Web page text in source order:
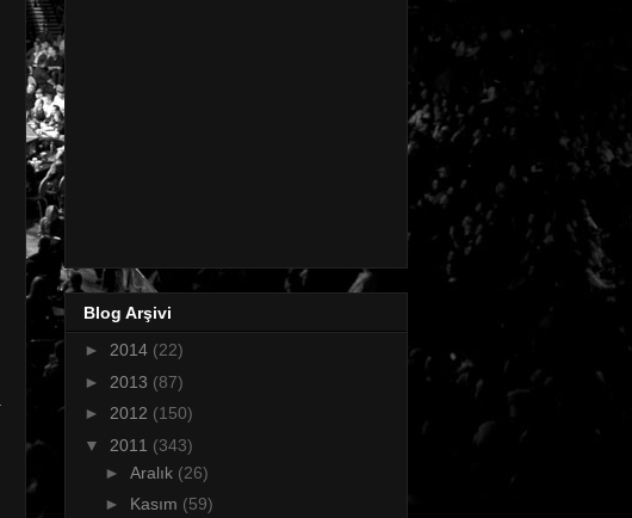
Blog Arşivi
► 2014 (22)
► 2013 (87)
► 2012 (150)
▼ 2011 (343)
► Aralık (26)
► Kasım (59)